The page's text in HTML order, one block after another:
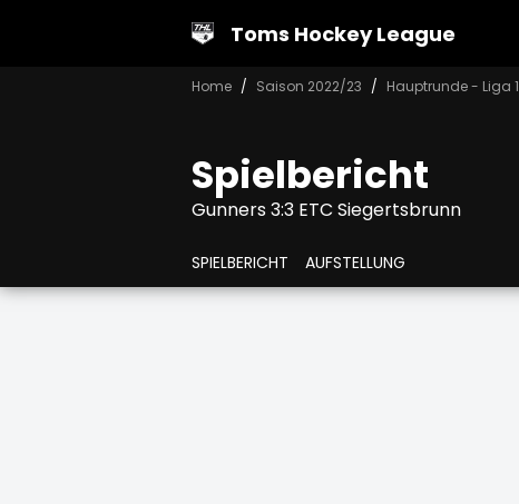
Toms Hockey League
Home Saison 2022/23 Hauptrunde - Liga 1
Spielbericht
Gunners 3:3 ETC Siegertsbrunn
SPIELBERICHT AUFSTELLUNG